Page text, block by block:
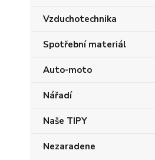
Vzduchotechnika
Spotřební materiál
Auto-moto
Nářadí
Naše TIPY
Nezaradene